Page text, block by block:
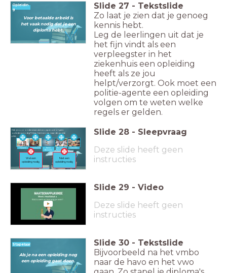
Opleidin
g
Voor betaalde arbeid is
het vaak nodig dat je een
diploma hebt.
Slide 27 - Tekstslide
Zo laat je zien dat je genoeg
kennis hebt.
Leg de leerlingen uit dat je
het fijn vindt als een
verpleegster in het
ziekenhuis een opleiding
heeft als ze jou
helpt/verzorgt. Ook moet een
politie-agente een opleiding
volgen om te weten welke
regels er gelden.
Heb je voor onderstaande beroepen wel of geen
opleiding nodig? Sleep het beroep naar de goede
plek.
Oppas Leerkracht
Ballet
danseres
Beroeps-
fotograaf
Cassière
Wel een
opleiding nodig
Niet een
opleiding nodig
Slide 28 - Sleepvraag
Deze slide heeft geen
instructies
Slide 29 - Video
Deze slide heeft geen
instructies
Stapelaar
Als je na een opleiding nog
een opleiding gaat doen.
Slide 30 - Tekstslide
Bijvoorbeeld na het vmbo
naar de havo en het vwo